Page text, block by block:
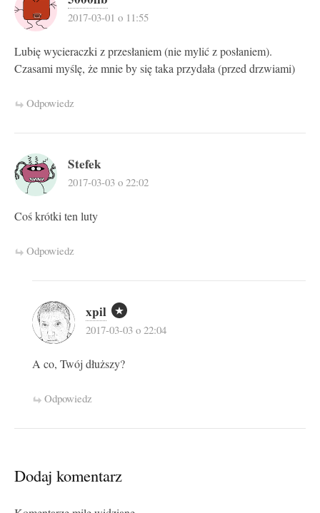
2017-03-01 o 11:55
Lubię wycieraczki z przesłaniem (nie mylić z posłaniem).
Czasami myślę, że mnie by się taka przydała (przed drzwiami)
Odpowiedz
Stefek
2017-03-03 o 22:02
Coś krótki ten luty
Odpowiedz
xpil
2017-03-03 o 22:04
A co, Twój dłuższy?
Odpowiedz
Dodaj komentarz